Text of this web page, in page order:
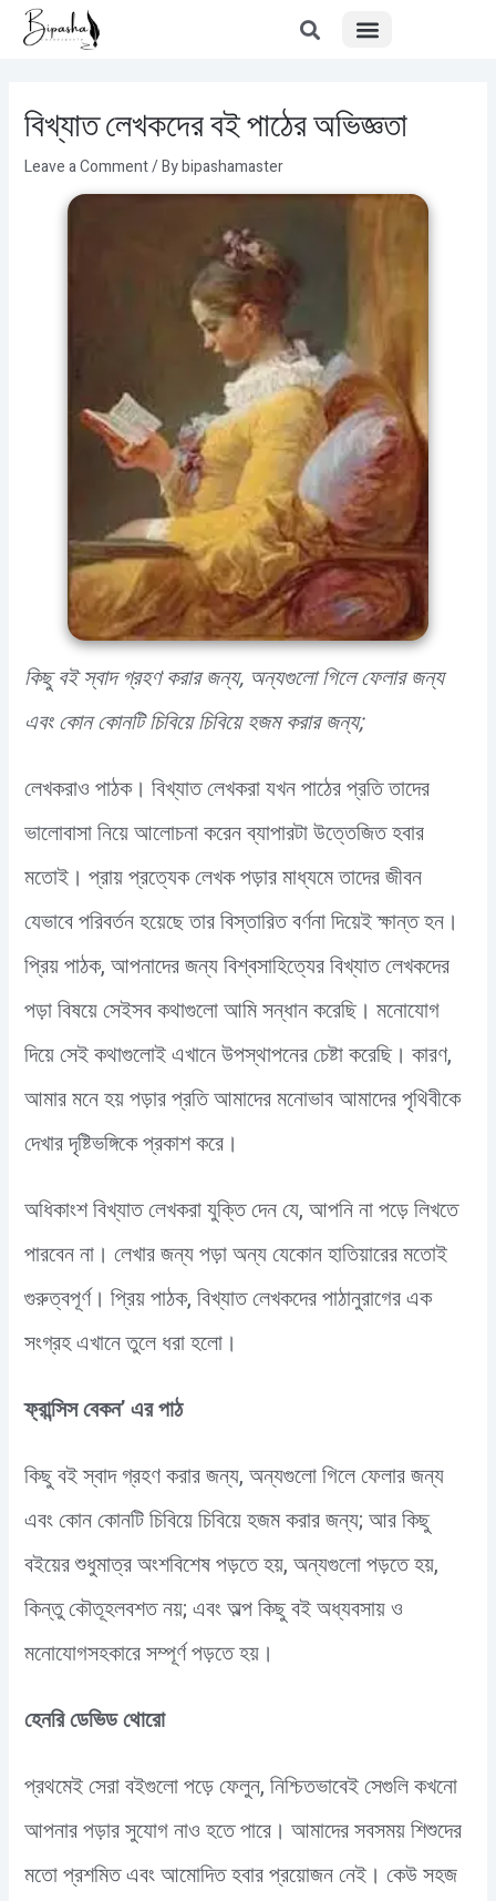
Skip
বিখ্যাত লেখকদের বই পাঠের অভিজ্ঞতা
Leave a Comment/ Bybipashamaster
কিছু বই স্বাদ গ্রহণ করার জন্য, অন্যগুলো গিলে ফেলার জন্য
এবং কোন কোনটি চিবিয়ে চিবিয়ে হজম করার জন্য;
লেখকরাও পাঠক। বিখ্যাত লেখকরা যখন পাঠের প্রতি তাদের
ভালোবাসা নিয়ে আলোচনা করেন ব্যাপারটা উত্তেজিত হবার
মতোই। প্রায় প্রত্যেক লেখক পড়ার মাধ্যমে তাদের জীবন
যেভাবে পরিবর্তন হয়েছে তার বিস্তারিত বর্ণনা দিয়েই ক্ষান্ত হন।
প্রিয় পাঠক, আপনাদের জন্য বিশ্বসাহিত্যের বিখ্যাত লেখকদের
পড়া বিষয়ে সেইসব কথাগুলো আমি সন্ধান করেছি। মনোযোগ
দিয়ে সেই কথাগুলোই এখানে উপস্থাপনের চেষ্টা করেছি। কারণ,
আমার মনে হয় পড়ার প্রতি আমাদের মনোভাব আমাদের পৃথিবীকে
দেখার দৃষ্টিভঙ্গিকে প্রকাশ করে।
অধিকাংশ বিখ্যাত লেখকরা যুক্তি দেন যে, আপনি না পড়ে লিখতে
পারবেন না। লেখার জন্য পড়া অন্য যেকোন হাতিয়ারের মতোই
গুরুত্বপূর্ণ। প্রিয় পাঠক, বিখ্যাত লেখকদের পাঠানুরাগের এক
সংগ্রহ এখানে তুলে ধরা হলো।
ফ্রান্সিস বেকন’ এর পাঠ
কিছু বই স্বাদ গ্রহণ করার জন্য, অন্যগুলো গিলে ফেলার জন্য
এবং কোন কোনটি চিবিয়ে চিবিয়ে হজম করার জন্য; আর কিছু
বইয়ের শুধুমাত্র অংশবিশেষ পড়তে হয়, অন্যগুলো পড়তে হয়,
কিন্তু কৌতূহলবশত নয়; এবং অল্প কিছু বই অধ্যবসায় ও
মনোযোগসহকারে সম্পূর্ণ পড়তে হয়।
হেনরি ডেভিড থোরো
প্রথমেই সেরা বইগুলো পড়ে ফেলুন, নিশ্চিতভাবেই সেগুলি কখনো
আপনার পড়ার সুযোগ নাও হতে পারে। আমাদের সবসময় শিশুদের
মতো প্রশমিত এবং আমোদিত হবার প্রয়োজন নেই। কেউ সহজ
Post
navigation